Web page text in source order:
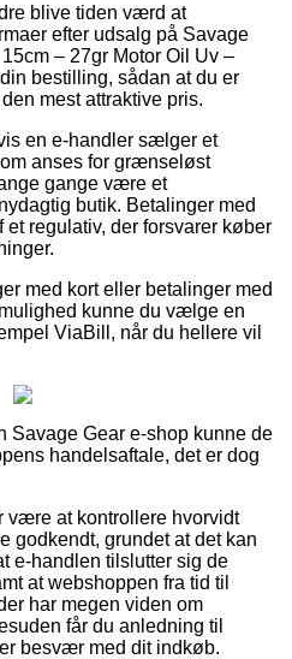
blive tiden værd at
efter udsalg på Savage
– 27gr Motor Oil Uv –
bestilling, sådan at du er
mest attraktive pris.
en e-handler sælger et
anses for grænseløst
gange være et
butik. Betalinger med
et regulativ, der forsvarer køber
med kort eller betalinger med
kunne du vælge en
ViaBill, når du hellere vil
Savage Gear e-shop kunne de
handelsaftale, det er dog
være at kontrollere hvorvidt
godkendt, grundet at det kan
e-handlen tilslutter sig de
at webshoppen fra tid til
har megen viden om
får du anledning til
besvær med dit indkøb.